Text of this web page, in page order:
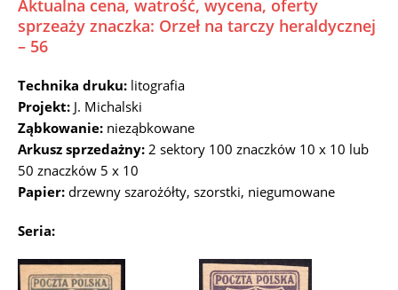
Aktualna cena, watrość, wycena, oferty
sprzeaży znaczka: Orzeł na tarczy heraldycznej
– 56
Technika druku: litografia
Projekt: J. Michalski
Ząbkowanie: nieząbkowane
Arkusz sprzedażny: 2 sektory 100 znaczków 10 x 10 lub
50 znaczków 5 x 10
Papier: drzewny szarożółty, szorstki, niegumowane
Seria: